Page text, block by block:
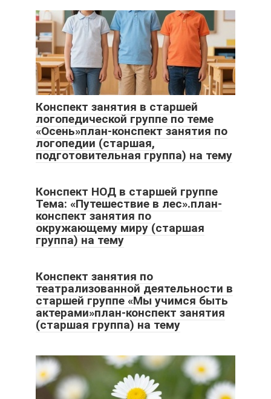
Конспект занятия в старшей
логопедической группе по теме
«Осень»план-конспект занятия по
логопедии (старшая,
подготовительная группа) на тему
Конспект НОД в старшей группе
Тема: «Путешествие в лес».план-
конспект занятия по
окружающему миру (старшая
группа) на тему
Конспект занятия по
театрализованной деятельности в
старшей группе «Мы учимся быть
актерами»план-конспект занятия
(старшая группа) на тему